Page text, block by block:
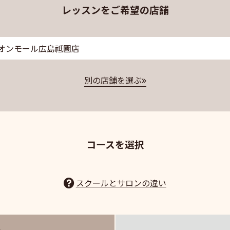
レッスンをご希望の店舗
ンモール広島祗園店
別の店舗を選ぶ
コースを選択
スクールとサロンの違い